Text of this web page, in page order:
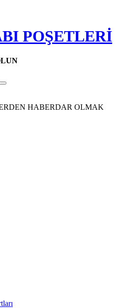
POŞETLERİ
HABERDAR OLMAK